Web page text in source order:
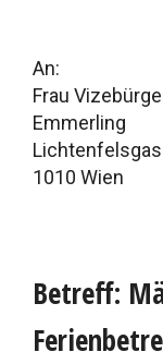
An:
Frau
Emmerling
1010 Wien
Wien,
Betreff: